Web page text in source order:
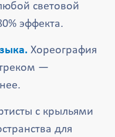
световой
эффекта.
Хореография
—
с крыльями
для